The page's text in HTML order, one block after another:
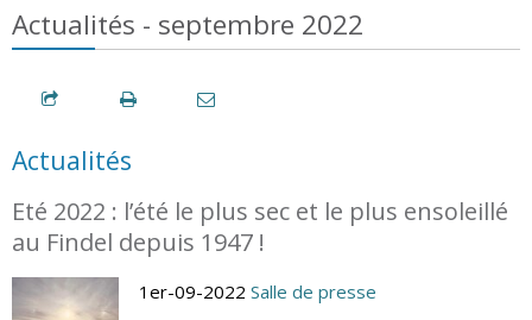
Actualités - septembre 2022
Actualités
Eté 2022 : l’été le plus sec et le plus ensoleillé
au Findel depuis 1947 !
1er-09-2022 Salle de presse